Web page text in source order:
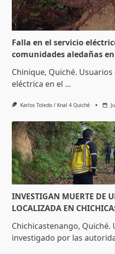
Falla en el servicio
comunidades aledañas
Chinique, Quiché.
eléctrica en el ...
Karlos Toledo / Knal 4 Quiché
INVESTIGAN MUERTE DE
LOCALIZADA EN
Chichicastenango,
investigado por las